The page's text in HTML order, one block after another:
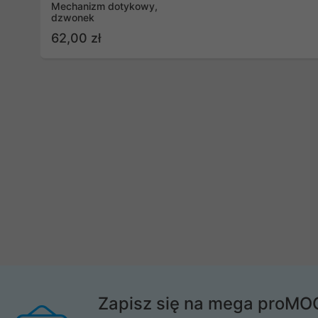
Mechanizm dotykowy,
dzwonek
62,00 zł
Zapisz się na mega